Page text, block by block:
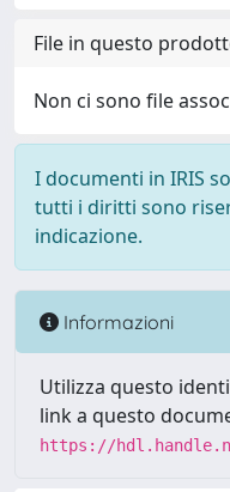
File in questo
Non ci sono file
I documenti in IRIS
tutti i diritti sono
indicazione.
Informazioni
Utilizza questo
link a questo
https://